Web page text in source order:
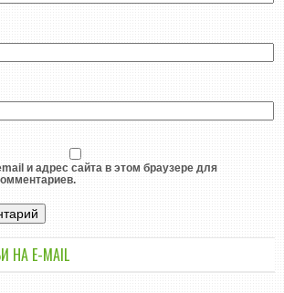
и адрес сайта в этом браузере для
НА E-MАIL